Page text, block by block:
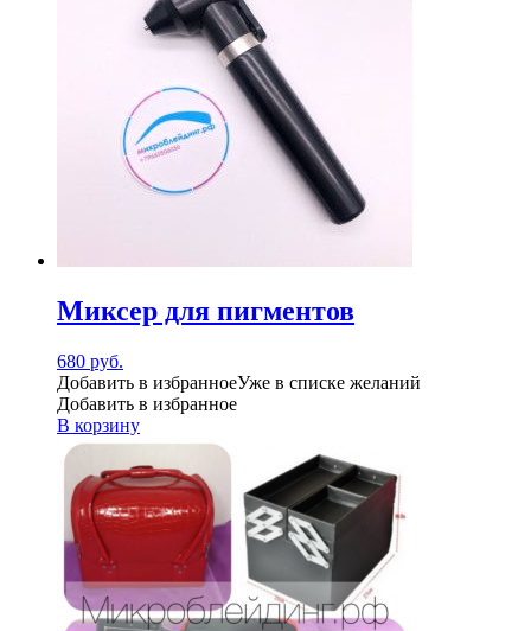
Миксер для пигментов
680 руб.
Добавить в избранноеУже в списке желаний
Добавить в избранное
В корзину